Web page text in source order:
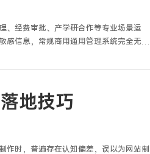
、经费审批、产学研合作等专业场景运
信息，常规商用通用管理系统完全无法
兼容国产软硬件、等保测评不达标、科研
属业务流程、多源异构数据互通、分级
、代码开发到测试验收、运维迭代，每
化软件开发逻辑。
地技巧
作时，普遍存在认知偏差，误以为网站制